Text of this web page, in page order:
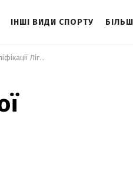
ІНШІ ВИДИ СПОРТУ
"Київ-Баскет" зазнав прикрої поразки від "Бургоса" у кваліфікації Ліги чемпіонів